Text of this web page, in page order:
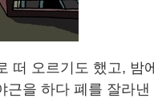
떠 오르기도 했고, 밤에
근을 하다 폐를 잘라낸